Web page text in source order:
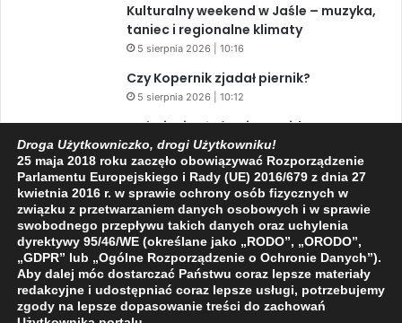
Kulturalny weekend w Jaśle – muzyka,
taniec i regionalne klimaty
5 sierpnia 2026 | 10:16
Czy Kopernik zjadał piernik?
5 sierpnia 2026 | 10:12
Zaćmienie Słońca i Perseidy. Dwa
niesamowite zjawiska astronomiczne
w ciągu jednego dnia!
3 sierpnia 2026 | 15:39
Facebook
X YouTube
Droga Użytkowniczko, drogi Użytkowniku!
25 maja 2018 roku zaczęło obowiązywać Rozporządzenie
Parlamentu Europejskiego i Rady (UE) 2016/679 z dnia 27
kwietnia 2016 r. w sprawie ochrony osób fizycznych w
związku z przetwarzaniem danych osobowych i w sprawie
swobodnego przepływu takich danych oraz uchylenia
dyrektywy 95/46/WE (określane jako „RODO”, „ORODO”,
„GDPR” lub „Ogólne Rozporządzenie o Ochronie Danych”).
Aby dalej móc dostarczać Państwu coraz lepsze materiały
redakcyjne i udostępniać coraz lepsze usługi, potrzebujemy
zgody na lepsze dopasowanie treści do zachowań